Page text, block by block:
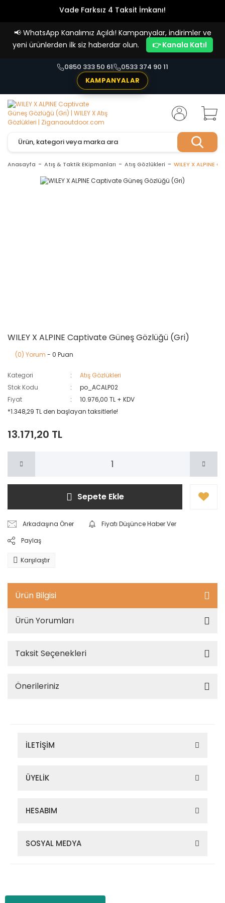
Vade Farksız 4 Taksit İmkanı!
📢 WhatsApp Kanalımız Açıldı! Kampanyalar, indirimler ve
yeni ürünlerden ilk siz haberdar olun.
👉 Kanala Katıl
0850 333 50 61
0533 374 90 11
KAMPANYALAR
Anasayfa Atış & Taktik EKipmanları Atış Gözlükleri WILEY X ALPINE
WILEY X ALPINE Captivate Güneş Gözlüğü (Gri)
(0) Yorum - 0 Puan
Kategori
Atış Gözlükleri
Stok Kodu
po_ACALP02
Fiyat
10.976,00 TL + KDV
*1.348,29 TL den başlayan taksitlerle!
13.171,20 TL
Sepete Ekle
Arkadaşına Öner
Fiyatı Düşünce Haber Ver
Paylaş
Karşılaştır
Ürün Bilgisi
Ürün Yorumları
Taksit Seçenekleri
Önerileriniz
İLETİŞİM
ÜYELİK
HESABIM
SOSYAL MEDYA